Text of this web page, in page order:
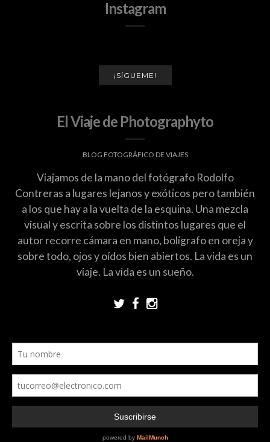
Instagram
¡SÍGUEME!
El Viaje de Photographyto
BLOG FOTOGRÁFICO DE VIAJES
Viajamos de la mano del fotógrafo Rodolfo
Contreras a lugares lejanos y exóticos pero también
a los que hay a la vuelta de la esquina. Una mezcla
visual y escrita sobre los distintos lugares que el
autor recorre cámara en mano, bolígrafo en oreja y
sobre todo, ojos y oídos bien abiertos. La vida es un
viaje. La vida es un sueño.